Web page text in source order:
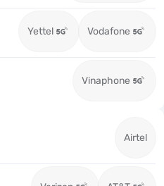
Yettel Vodafone
Vinaphone
Airtel